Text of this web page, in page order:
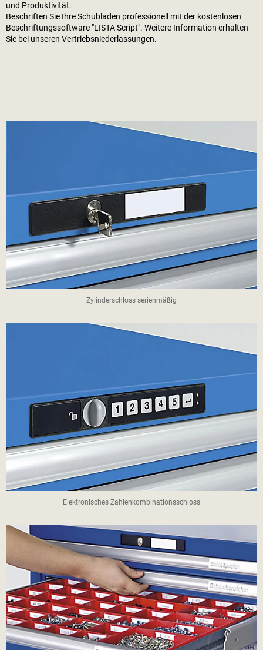
und Produktivität.
Beschriften Sie Ihre Schubladen professionell mit der kostenlosen
Beschriftungssoftware "LISTA Script". Weitere Information erhalten
Sie bei unseren Vertriebsniederlassungen.
Zylinderschloss serienmäßig
Elektronisches Zahlenkombinationsschloss